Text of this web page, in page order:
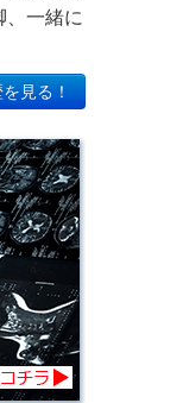
、一緒に
見る！